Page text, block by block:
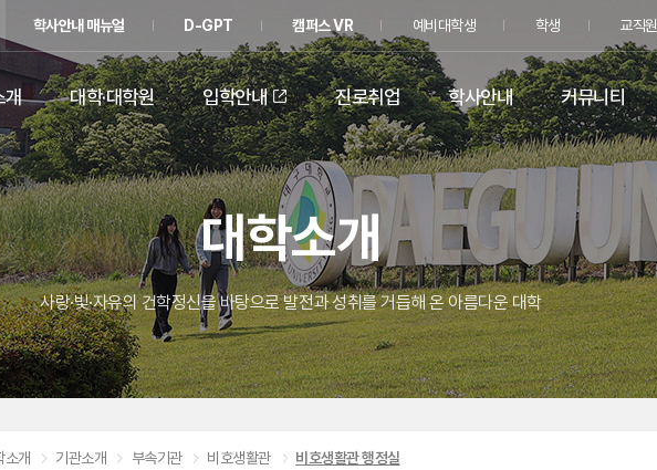
학사안내 매뉴얼 D-GPT 캠퍼스 VR 예비대학생 학생 교직원
개 대학·대학원 입학안내 진로취업 학사안내 커뮤니티
대학소개
사랑·빛·자유의 건학정신을 바탕으로 발전과 성취를 거듭해 온 아름다운 대학
소개 기관소개 부속기관 비호생활관 비호생활관 행정실